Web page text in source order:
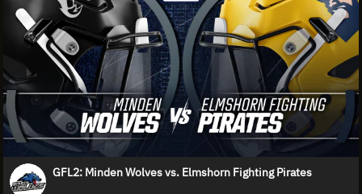
GFL2: Minden Wolves vs. Elmshorn Fighting Pirates